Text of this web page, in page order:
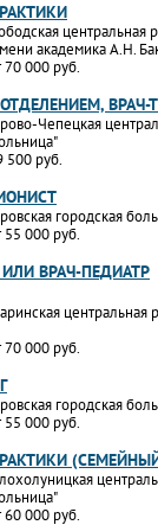
центральная
академика А.Н.
70 000 руб.
ВРАЧ-
Чепецкая
500 руб.
городская
55 000 руб.
ВРАЧ-ПЕДИАТР
центральная
70 000 руб.
городская
55 000 руб.
60 000 руб.